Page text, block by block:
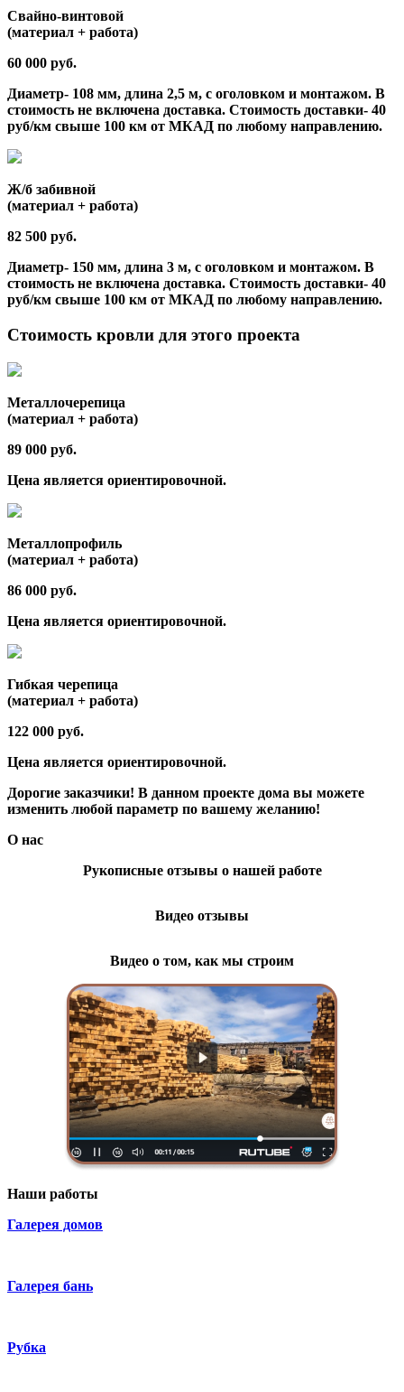
Свайно-винтовой
(материал + работа)
60 000 руб.
Диаметр- 108 мм, длина 2,5 м, с оголовком и монтажом. В
стоимость не включена доставка. Стоимость доставки- 40
руб/км свыше 100 км от МКАД по любому направлению.
Ж/б забивной
(материал + работа)
82 500 руб.
Диаметр- 150 мм, длина 3 м, с оголовком и монтажом. В
стоимость не включена доставка. Стоимость доставки- 40
руб/км свыше 100 км от МКАД по любому направлению.
Стоимость кровли для этого проекта
Металлочерепица
(материал + работа)
89 000 руб.
Цена является ориентировочной.
Металлопрофиль
(материал + работа)
86 000 руб.
Цена является ориентировочной.
Гибкая черепица
(материал + работа)
122 000 руб.
Цена является ориентировочной.
Дорогие заказчики! В данном проекте дома вы можете
изменить любой параметр по вашему желанию!
О нас
Рукописные отзывы о нашей работе
Видео отзывы
Видео о том, как мы строим
Наши работы
Галерея домов
Галерея бань
Рубка